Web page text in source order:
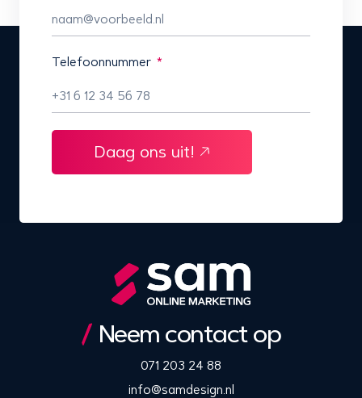
Telefoonnummer
Daag ons uit!
Neem contact op
071 203 24 88
info@samdesign.nl